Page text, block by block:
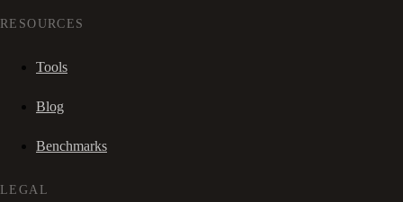
RESOURCES
Tools
Blog
Benchmarks
LEGAL